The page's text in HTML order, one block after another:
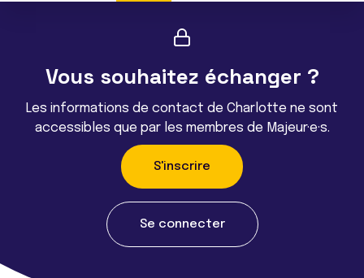
Vous souhaitez échanger ?
Les informations de contact de Charlotte ne sont
accessibles que par les membres de Majeur·e·s.
S'inscrire
Se connecter